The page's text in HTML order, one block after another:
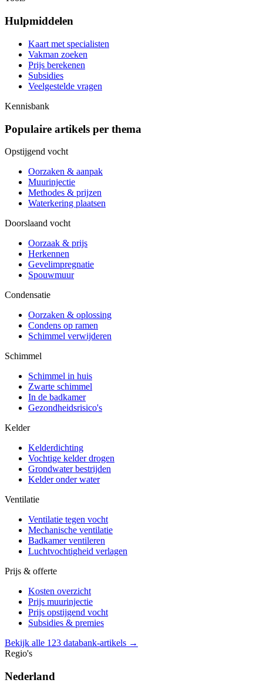
Hulpmiddelen
Kaart met specialisten
Vakman zoeken
Prijs berekenen
Subsidies
Veelgestelde vragen
Kennisbank
Populaire artikels per thema
Opstijgend vocht
Oorzaken & aanpak
Muurinjectie
Methodes & prijzen
Waterkering plaatsen
Doorslaand vocht
Oorzaak & prijs
Herkennen
Gevelimpregnatie
Spouwmuur
Condensatie
Oorzaken & oplossing
Condens op ramen
Schimmel verwijderen
Schimmel
Schimmel in huis
Zwarte schimmel
In de badkamer
Gezondheidsrisico's
Kelder
Kelderdichting
Vochtige kelder drogen
Grondwater bestrijden
Kelder onder water
Ventilatie
Ventilatie tegen vocht
Mechanische ventilatie
Badkamer ventileren
Luchtvochtigheid verlagen
Prijs & offerte
Kosten overzicht
Prijs muurinjectie
Prijs opstijgend vocht
Subsidies & premies
Bekijk alle 123 databank-artikels →
Regio's
Nederland